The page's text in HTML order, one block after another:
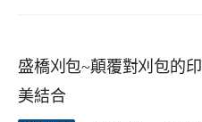
盛橋刈包~顛覆對刈包的
美結合